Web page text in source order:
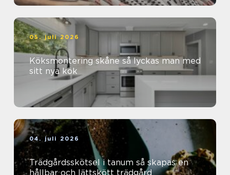
05. juli 2026
Köksmontering skåne så lyckas man med
sitt nya kök
04. juli 2026
Trädgårdsskötsel i tanum så skapas en
hållbar och lättskött trädgård